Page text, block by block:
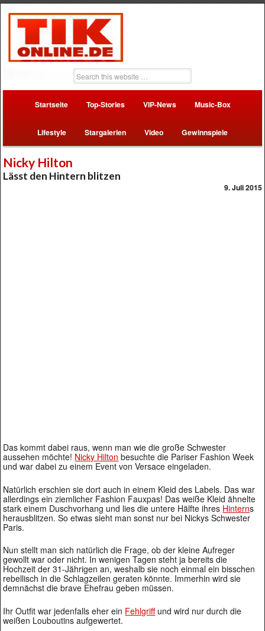
Startseite Top-Stories VIP-News Music-Box
Lifestyle Stargalerien Video Gewinnspiele
Nicky Hilton
Lässt den Hintern blitzen
9. Juli 2015
Das kommt dabei raus, wenn man wie die große Schwester
aussehen möchte! Nicky Hilton besuchte die Pariser Fashion Week
und war dabei zu einem Event von Versace eingeladen.
Natürlich erschien sie dort auch in einem Kleid des Labels. Das war
allerdings ein ziemlicher Fashion Fauxpas! Das weiße Kleid ähnelte
stark einem Duschvorhang und lies die untere Hälfte ihres Hinterns
herausblitzen. So etwas sieht man sonst nur bei Nickys Schwester
Paris.
Nun stellt man sich natürlich die Frage, ob der kleine Aufreger
gewollt war oder nicht. In wenigen Tagen steht ja bereits die
Hochzeit der 31-Jährigen an, weshalb sie noch einmal ein bisschen
rebellisch in die Schlagzeilen geraten könnte. Immerhin wird sie
demnächst die brave Ehefrau geben müssen.
Ihr Outfit war jedenfalls eher ein Fehlgriffund wird nur durch die
weißen Louboutins aufgewertet.